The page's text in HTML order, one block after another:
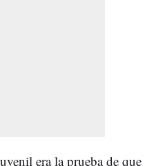
era la prueba de que